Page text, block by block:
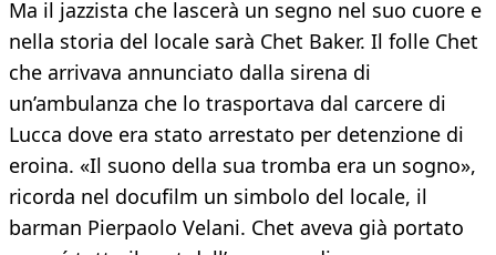
Ma il jazzista che lascerà un segno nel suo cuore e
nella storia del locale sarà Chet Baker. Il folle Chet
che arrivava annunciato dalla sirena di
un’ambulanza che lo trasportava dal carcere di
Lucca dove era stato arrestato per detenzione di
eroina. «Il suono della sua tromba era un sogno»,
ricorda nel docufilm un simbolo del locale, il
barman Pierpaolo Velani. Chet aveva già portato